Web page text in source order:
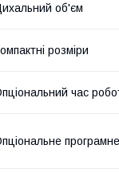
об'єм
розміри
час